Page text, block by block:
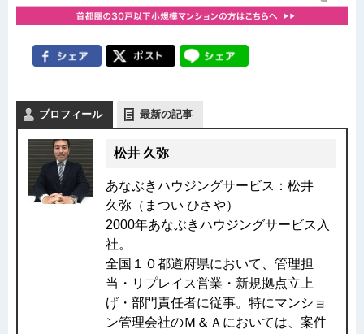
プロフィール 最新の記事
松井 久弥
あなぶきハウジングサービス：松井
久弥（まつい ひさや）
2000年あなぶきハウジングサービス入
社。
全国１０都道府県において、管理担
当・リプレイス営業・新規拠点立上
げ・部門責任者に従事。特にマンショ
ン管理会社のＭ＆Ａにおいては、案件